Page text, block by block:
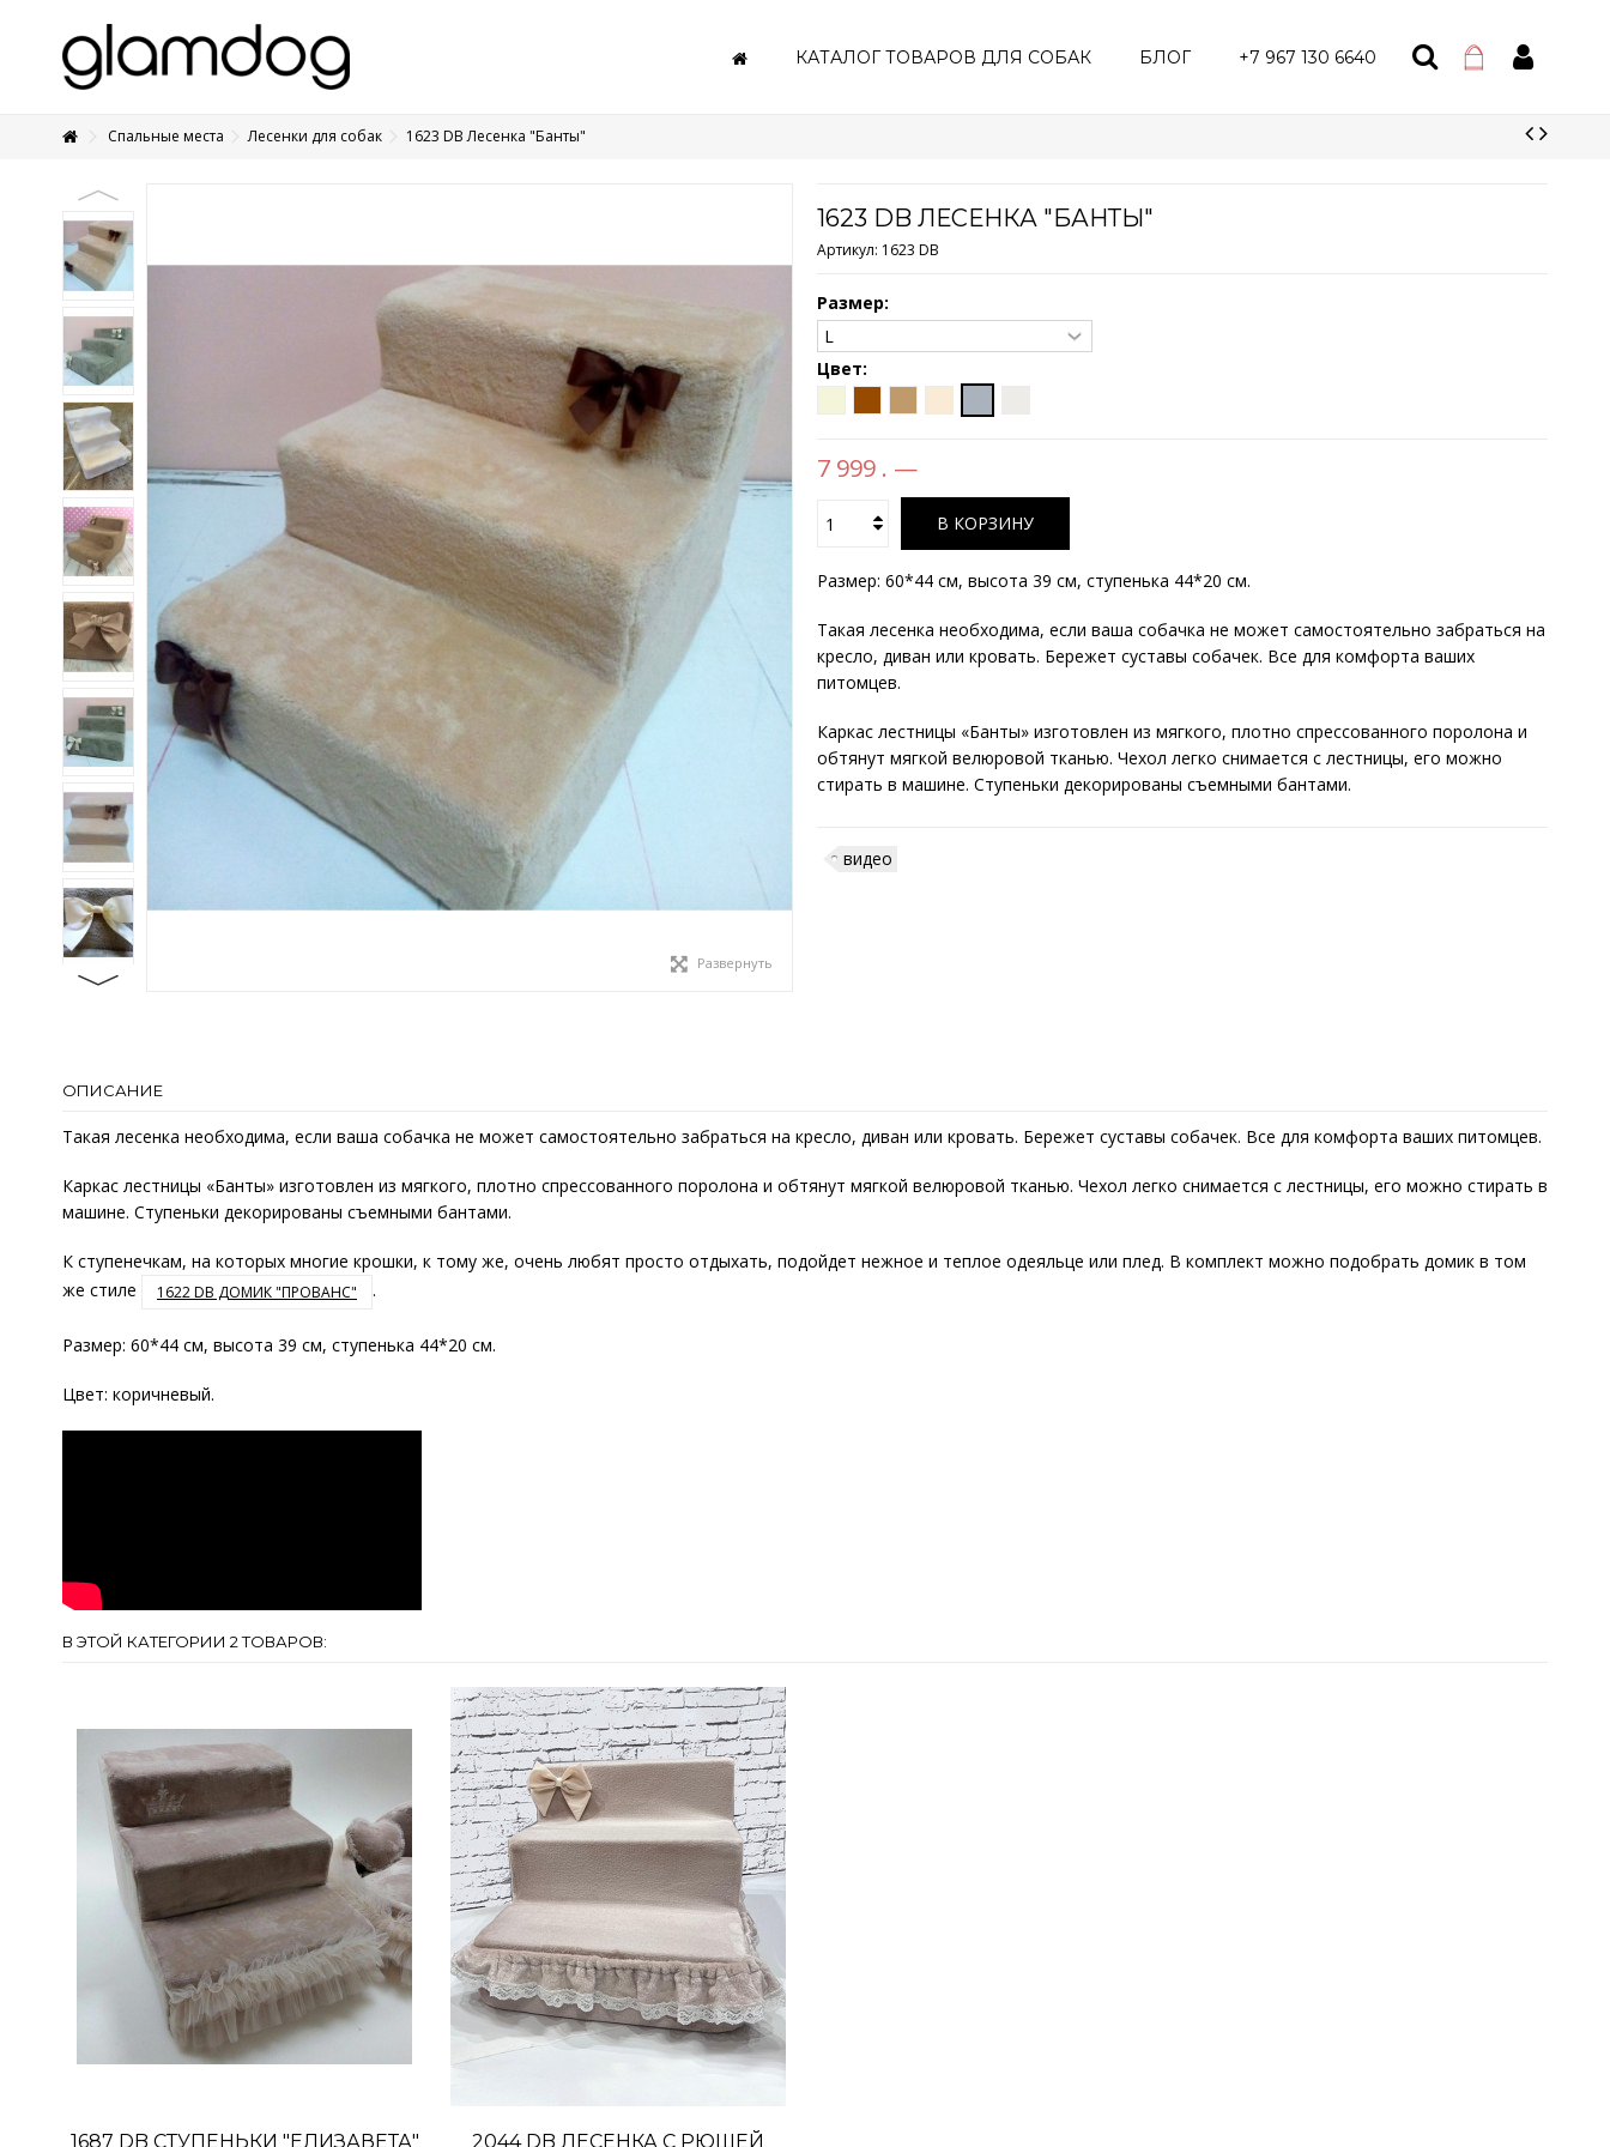
+7 495 1250410
КАТАЛОГ ТОВАРОВ ДЛЯ СОБАК БЛОГ +7 967 130 6640
Спальные места Лесенки для собак 1623 DB Лесенка "Банты"
Развернуть
1623 DB ЛЕСЕНКА "БАНТЫ"
Артикул: 1623 DB
Размер:
Цвет:
7 999 . —
В КОРЗИНУ
Размер: 60*44 см, высота 39 см, ступенька 44*20 см.
Такая лесенка необходима, если ваша собачка не может самостоятельно забраться на
кресло, диван или кровать. Бережет суставы собачек. Все для комфорта ваших
питомцев.
Каркас лестницы «Банты» изготовлен из мягкого, плотно спрессованного поролона и
обтянут мягкой велюровой тканью. Чехол легко снимается с лестницы, его можно
стирать в машине. Ступеньки декорированы съемными бантами.
видео
ОПИСАНИЕ
Такая лесенка необходима, если ваша собачка не может самостоятельно забраться на кресло, диван или кровать. Бережет суставы собачек. Все для комфорта ваших питомцев.
Каркас лестницы «Банты» изготовлен из мягкого, плотно спрессованного поролона и обтянут мягкой велюровой тканью. Чехол легко снимается с лестницы, его можно стирать в
машине. Ступеньки декорированы съемными бантами.
К ступенечкам, на которых многие крошки, к тому же, очень любят просто отдыхать, подойдет нежное и теплое одеяльце или плед. В комплект можно подобрать домик в том
же стиле
1622 DB ДОМИК "ПРОВАНС" .
Размер: 60*44 см, высота 39 см, ступенька 44*20 см.
Цвет: коричневый.
В ЭТОЙ КАТЕГОРИИ 2 ТОВАРОВ:
1687 DB СТУПЕНЬКИ "ЕЛИЗАВЕТА" 2044 DB ЛЕСЕНКА С РЮШЕЙ